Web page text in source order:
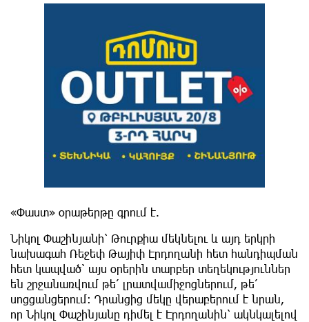
«Փաստ» օրաթերթը գրում է.
Նիկոլ Փաշինյանի՝ Թուրքիա մեկնելու և այդ երկրի
նախագահ Ռեջեփ Թայիփ Էրդողանի հետ հանդիպման
հետ կապված՝ այս օրերին տարբեր տեղեկություններ
են շրջանառվում թե՛ լրատվամիջոցներում, թե՛
սոցցանցերում: Դրանցից մեկը վերաբերում է նրան,
որ Նիկոլ Փաշինյանը դիմել է Էրդողանին՝ ակնկալելով